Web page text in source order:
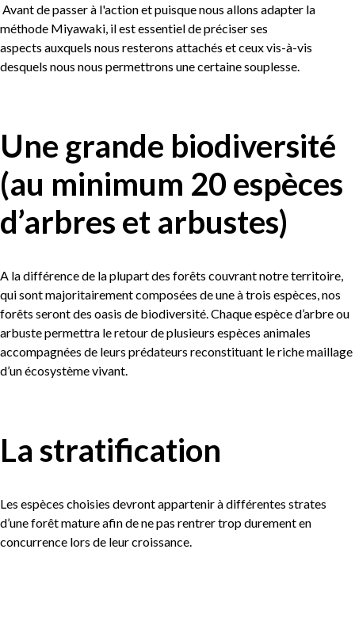
Avant de passer à l'action et puisque nous allons adapter la
méthode Miyawaki, il est essentiel de préciser ses
aspects auxquels nous resterons attachés et ceux vis-à-vis
desquels nous nous permettrons une certaine souplesse.
Une grande biodiversité
(au minimum 20 espèces
d’arbres et arbustes)
A la différence de la plupart des forêts couvrant notre territoire,
qui sont majoritairement composées de une à trois espèces, nos
forêts seront des oasis de biodiversité. Chaque espèce d’arbre ou
arbuste permettra le retour de plusieurs espèces animales
accompagnées de leurs prédateurs reconstituant le riche maillage
d’un écosystème vivant.
La stratification
Les espèces choisies devront appartenir à différentes strates
d’une forêt mature afin de ne pas rentrer trop durement en
concurrence lors de leur croissance.